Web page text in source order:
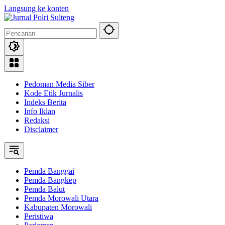
Langsung ke konten
Pedoman Media Siber
Kode Etik Jurnalis
Indeks Berita
Info Iklan
Redaksi
Disclaimer
Pemda Banggai
Pemda Bangkep
Pemda Balut
Pemda Morowali Utara
Kabupaten Morowali
Peristiwa